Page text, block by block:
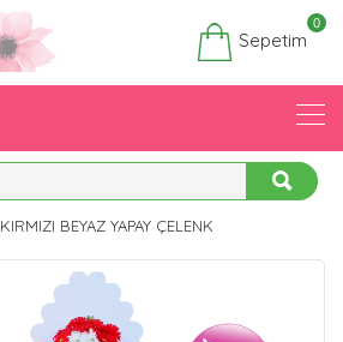
Sepetim
0
KIRMIZI BEYAZ YAPAY ÇELENK